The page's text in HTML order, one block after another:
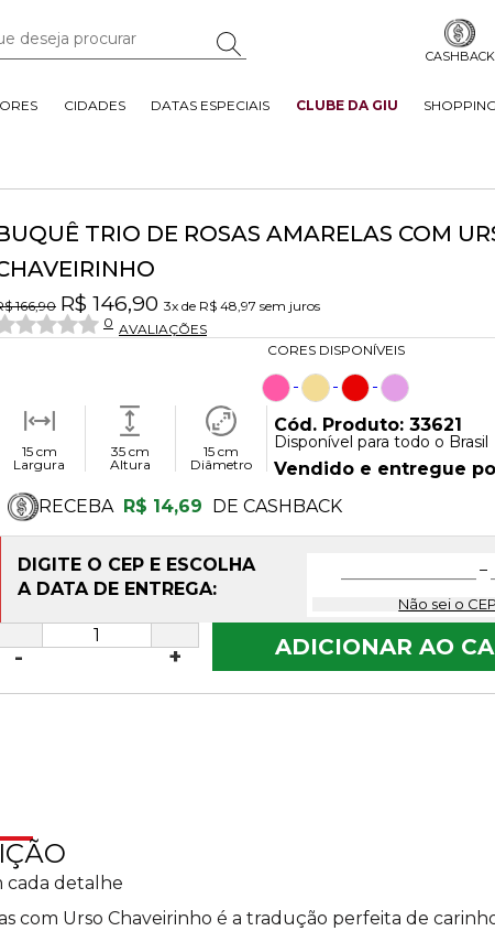
CASHBACK
CIDADES DATAS ESPECIAIS CLUBE DA GIU
TRIO DE ROSAS AMARELAS COM
166,90 R$ 146,90 3x de R$ 48,97 sem juros
0 AVALIAÇÕES
CORES DISPONÍVEIS
15 cm
Largura
35 cm
Altura
15 cm
Diâmetro
Cód. Produto: 33621
Disponível para todo o Brasil
Vendido e entregue
RECEBA R$ 14,69 DE CASHBACK
DIGITE O CEP E ESCOLHA
A DATA DE ENTREGA:
−
Não sei o CEP
+
- ADICIONAR AO
cada detalhe
com Urso Chaveirinho é a tradução perfeita de